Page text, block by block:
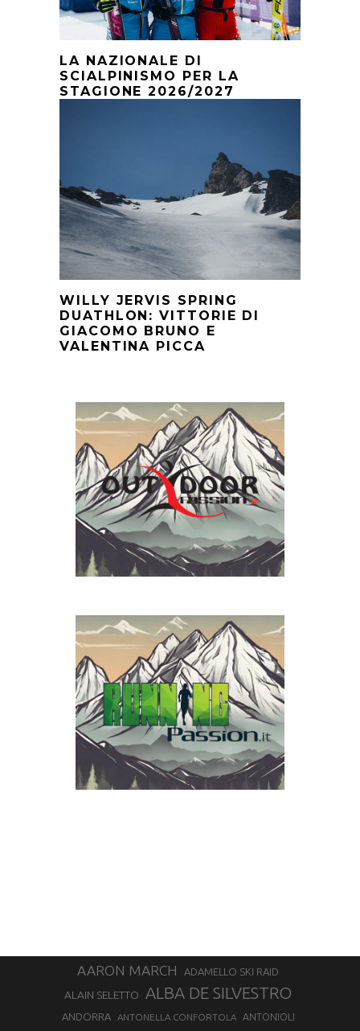
LA NAZIONALE DI
SCIALPINISMO PER LA
STAGIONE 2026/2027
WILLY JERVIS SPRING
DUATHLON: VITTORIE DI
GIACOMO BRUNO E
VALENTINA PICCA
AARON MARCH ADAMELLO SKI RAID
ALAIN SELETTO ALBA DE SILVESTRO
ANDORRA ANTONELLA CONFORTOLA ANTONIOLI